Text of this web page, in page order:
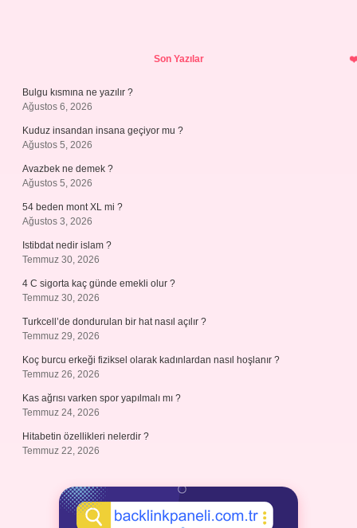
Son Yazılar
Bulgu kısmına ne yazılır ?
Ağustos 6, 2026
Kuduz insandan insana geçiyor mu ?
Ağustos 5, 2026
Avazbek ne demek ?
Ağustos 5, 2026
54 beden mont XL mi ?
Ağustos 3, 2026
Istibdat nedir islam ?
Temmuz 30, 2026
4 C sigorta kaç günde emekli olur ?
Temmuz 30, 2026
Turkcell’de dondurulan bir hat nasıl açılır ?
Temmuz 29, 2026
Koç burcu erkeği fiziksel olarak kadınlardan nasıl hoşlanır ?
Temmuz 26, 2026
Kas ağrısı varken spor yapılmalı mı ?
Temmuz 24, 2026
Hitabetin özellikleri nelerdir ?
Temmuz 22, 2026